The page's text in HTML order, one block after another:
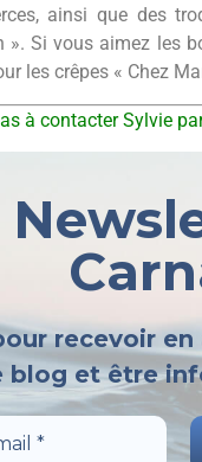
ainsi que des
». Si vous aimez
les crêpes « Chez
à contacter Sylvie
recevoir
blog et être